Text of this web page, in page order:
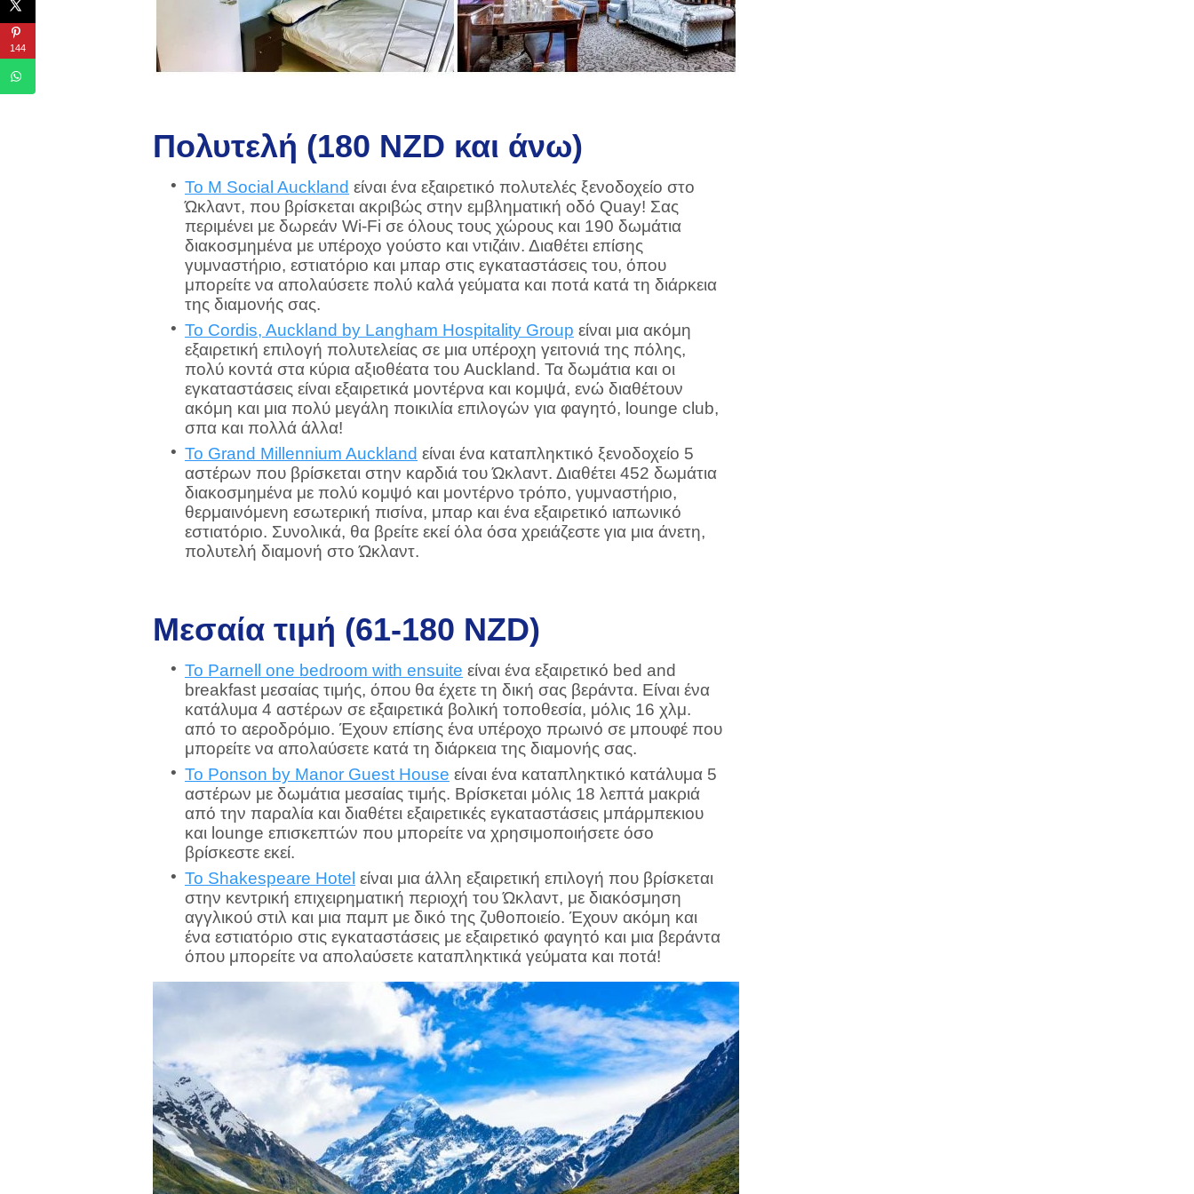
Πολυτελή (180 NZD και άνω)
Το M Social Auckland είναι ένα εξαιρετικό πολυτελές ξενοδοχείο στο
Ώκλαντ, που βρίσκεται ακριβώς στην εμβληματική οδό Quay! Σας
περιμένει με δωρεάν Wi-Fi σε όλους τους χώρους και 190 δωμάτια
διακοσμημένα με υπέροχο γούστο και ντιζάιν. Διαθέτει επίσης
γυμναστήριο, εστιατόριο και μπαρ στις εγκαταστάσεις του, όπου
μπορείτε να απολαύσετε πολύ καλά γεύματα και ποτά κατά τη διάρκεια
της διαμονής σας.
Το Cordis, Auckland by Langham Hospitality Group είναι μια ακόμη
εξαιρετική επιλογή πολυτελείας σε μια υπέροχη γειτονιά της πόλης,
πολύ κοντά στα κύρια αξιοθέατα του Auckland. Τα δωμάτια και οι
εγκαταστάσεις είναι εξαιρετικά μοντέρνα και κομψά, ενώ διαθέτουν
ακόμη και μια πολύ μεγάλη ποικιλία επιλογών για φαγητό, lounge club,
σπα και πολλά άλλα!
Το Grand Millennium Auckland είναι ένα καταπληκτικό ξενοδοχείο 5
αστέρων που βρίσκεται στην καρδιά του Ώκλαντ. Διαθέτει 452 δωμάτια
διακοσμημένα με πολύ κομψό και μοντέρνο τρόπο, γυμναστήριο,
θερμαινόμενη εσωτερική πισίνα, μπαρ και ένα εξαιρετικό ιαπωνικό
εστιατόριο. Συνολικά, θα βρείτε εκεί όλα όσα χρειάζεστε για μια άνετη,
πολυτελή διαμονή στο Ώκλαντ.
Μεσαία τιμή (61-180 NZD)
Το Parnell one bedroom with ensuite είναι ένα εξαιρετικό bed and
breakfast μεσαίας τιμής, όπου θα έχετε τη δική σας βεράντα. Είναι ένα
κατάλυμα 4 αστέρων σε εξαιρετικά βολική τοποθεσία, μόλις 16 χλμ.
από το αεροδρόμιο. Έχουν επίσης ένα υπέροχο πρωινό σε μπουφέ που
μπορείτε να απολαύσετε κατά τη διάρκεια της διαμονής σας.
Το Ponson by Manor Guest House είναι ένα καταπληκτικό κατάλυμα 5
αστέρων με δωμάτια μεσαίας τιμής. Βρίσκεται μόλις 18 λεπτά μακριά
από την παραλία και διαθέτει εξαιρετικές εγκαταστάσεις μπάρμπεκιου
και lounge επισκεπτών που μπορείτε να χρησιμοποιήσετε όσο
βρίσκεστε εκεί.
Το Shakespeare Hotel είναι μια άλλη εξαιρετική επιλογή που βρίσκεται
στην κεντρική επιχειρηματική περιοχή του Ώκλαντ, με διακόσμηση
αγγλικού στιλ και μια παμπ με δικό της ζυθοποιείο. Έχουν ακόμη και
ένα εστιατόριο στις εγκαταστάσεις με εξαιρετικό φαγητό και μια βεράντα
όπου μπορείτε να απολαύσετε καταπληκτικά γεύματα και ποτά!
144